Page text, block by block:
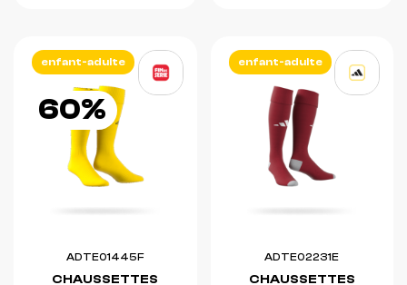
enfant-adulte
60%
ADTE01445F
CHAUSSETTES
enfant-adulte
ADTE02231E
CHAUSSETTES